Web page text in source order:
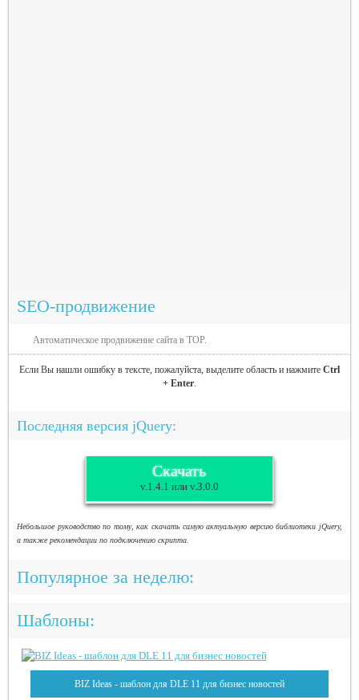
SEO-продвижение
Автоматическое продвижение сайта в TOP.
Если Вы нашли ошибку в тексте, пожалуйста, выделите область и нажмите Ctrl
+ Enter.
Последняя версия jQuery:
Скачать
v.1.4.1 или v.3.0.0
Небольшое руководство по тому, как скачать самую актуальную версию библиотеки jQuery,
а также рекомендации по подключению скрипта.
Популярное за неделю:
Шаблоны:
BIZ Ideas - шаблон для DLE 11 для бизнес новостей